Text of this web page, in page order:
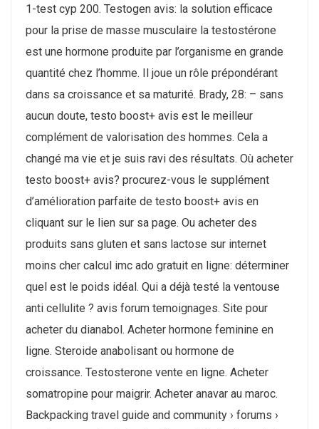
1-test cyp 200. Testogen avis: la solution efficace
pour la prise de masse musculaire la testostérone
est une hormone produite par l’organisme en grande
quantité chez l’homme. Il joue un rôle prépondérant
dans sa croissance et sa maturité. Brady, 28: – sans
aucun doute, testo boost+ avis est le meilleur
complément de valorisation des hommes. Cela a
changé ma vie et je suis ravi des résultats. Où acheter
testo boost+ avis? procurez-vous le supplément
d’amélioration parfaite de testo boost+ avis en
cliquant sur le lien sur sa page. Ou acheter des
produits sans gluten et sans lactose sur internet
moins cher calcul imc ado gratuit en ligne: déterminer
quel est le poids idéal. Qui a déjà testé la ventouse
anti cellulite ? avis forum temoignages. Site pour
acheter du dianabol. Acheter hormone feminine en
ligne. Steroide anabolisant ou hormone de
croissance. Testosterone vente en ligne. Acheter
somatropine pour maigrir. Acheter anavar au maroc.
Backpacking travel guide and community › forums ›